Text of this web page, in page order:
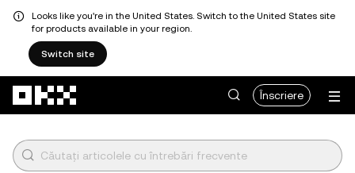
Looks like you're in the United States. Switch to the United States site
for products available in your region.
Switch site
Înscriere